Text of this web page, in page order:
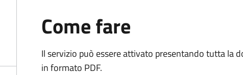
Come fare
Il servizio può essere attivato presentando tutta la
in formato PDF.